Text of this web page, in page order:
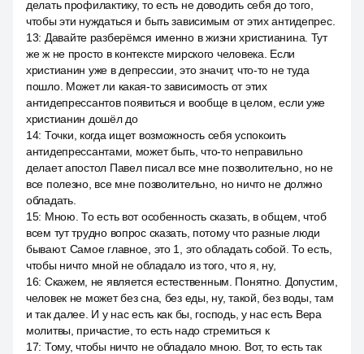
делать профилактику, то есть не доводить себя до того,
чтобы эти нуждаться и быть зависимым от этих антидепрес.
13: Давайте разберёмся именно в жизни христианина. Тут
же ж не просто в контексте мирского человека. Если
христианин уже в депрессии, это значит, что-то не туда
пошло. Может ли какая-то зависимость от этих
антидепрессантов появиться и вообще в целом, если уже
христианин дошёл до
14: Точки, когда ищет возможность себя успокоить
антидепрессантами, может быть, что-то неправильно
делает апостол Павел писал все мне позволительно, но не
все полезно, все мне позволительно, но ничто не должно
обладать.
15: Мною. То есть вот особенность сказать, в общем, чтоб
всем тут трудно вопрос сказать, потому что разные люди
бывают. Самое главное, это 1, это обладать собой. То есть,
чтобы ничто мной не обладало из того, что я, ну,
16: Скажем, не является естественным. Понятно. Допустим,
человек не может без сна, без еды, ну, такой, без воды, там
и так далее. И у нас есть как бы, господь, у нас есть Вера
молитвы, причастие, то есть надо стремиться к
17: Тому, чтобы ничто не обладало мною. Вот, то есть так